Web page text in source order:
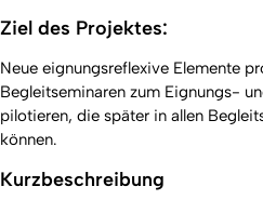
Ziel des Projektes:
Neue eignungsreflexive Elemente
Begleitseminaren zum Eignungs-
pilotieren, die später in allen
können.
Kurzbeschreibung